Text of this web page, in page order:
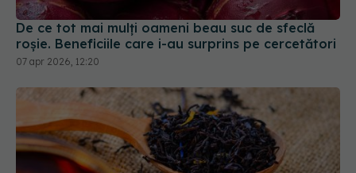
De ce tot mai mulți oameni beau suc de sfeclă
roșie. Beneficiile care i-au surprins pe cercetători
07 apr 2026, 12:20